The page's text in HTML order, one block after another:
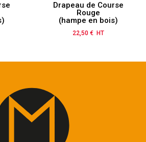
Drapeau de Course
Rouge
(hampe en bois)
Prix
22,50 € HT